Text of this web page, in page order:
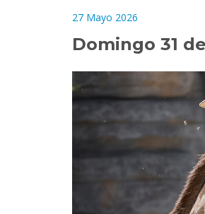
27 Mayo 2026
Domingo 31